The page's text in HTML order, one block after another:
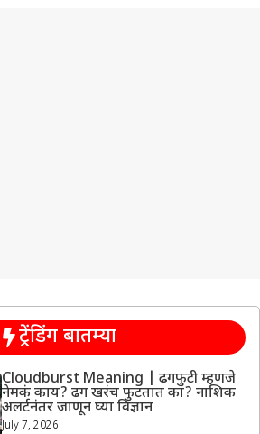
ट्रेंडिंग बातम्या
Cloudburst Meaning | ढगफुटी म्हणजे
नेमकं काय? ढग खरंच फुटतात का? नाशिक
अलर्टनंतर जाणून घ्या विज्ञान
July 7, 2026